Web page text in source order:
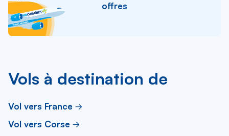
offres
Vols à destination de
Vol vers France
Vol vers Corse